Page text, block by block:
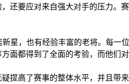
还要应对来自强大对手的压力。
星，也有经验丰富的老将。每一
面都得到了全面的考验，而他们
提高了赛事的整体水平，并且带